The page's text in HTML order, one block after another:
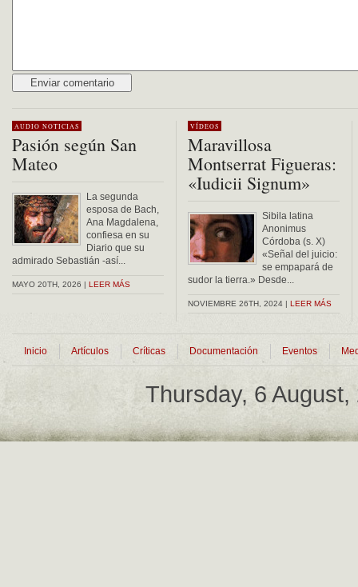
AUDIO NOTICIAS
Pasión según San
Mateo
La segunda
esposa de Bach,
Ana Magdalena,
confiesa en su
Diario que su
admirado Sebastián -así...
MAYO 20TH, 2026 | LEER MÁS
VÍDEOS
Maravillosa
Montserrat Figueras:
«Iudicii Signum»
Sibila latina
Anonimus
Córdoba (s. X)
«Señal del juicio:
se empapará de
sudor la tierra.» Desde...
NOVIEMBRE 26TH, 2024 | LEER MÁS
Inicio Artículos Críticas Documentación Eventos
Thursday, 6